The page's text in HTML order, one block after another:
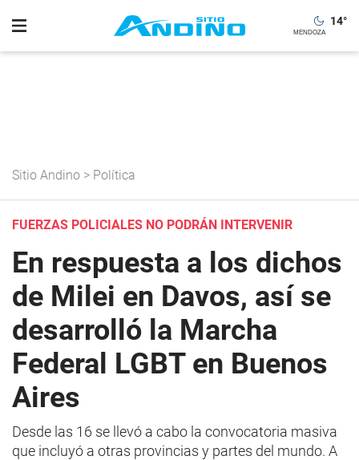
14°
Sitio Andino > Política
FUERZAS POLICIALES NO PODRÁN INTERVENIR
En respuesta a los dichos
de Milei en Davos, así se
desarrolló la Marcha
Federal LGBT en Buenos
Aires
Desde las 16 se llevó a cabo la convocatoria masiva
que incluyó a otras provincias y partes del mundo. A